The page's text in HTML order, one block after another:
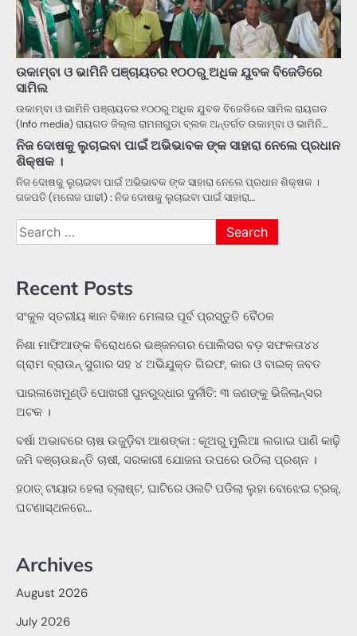
ଉକାମ୍ବା ଓ ଭାମିନି ପଞ୍ଚାୟତର ୧୦୦ରୁ ଅଧିକ ଯୁବକ ବିଜେଡିରେ
ସାମିଲ
ଉକାମ୍ବା ଓ ଭାମିନି ପଞ୍ଚାୟତର ୧୦୦ରୁ ଅଧିକ ଯୁବକ ବିଜେଡିରେ ସାମିଲ ରାୟଗଡ
(Info media) ରାୟଗଡ ଜିଲ୍ଲା ରାମନାଗୁଡା ବ୍ଲକ ଅନ୍ତର୍ଗତ ଉକାମ୍ବା ଓ ଭାମିନି…
ନିଜ ଦୋଷକୁ ଲୁଚାଇବା ପାଇଁ ଅଭିଭାବକ ଙ୍କ ସାହାରା ନେଲେ ପ୍ରଧାନ
ଶିକ୍ଷକ ।
ନିଜ ଦୋଷକୁ ଲୁଚାଇବା ପାଇଁ ଅଭିଭାବକ ଙ୍କ ସାହାରା ନେଲେ ପ୍ରଧାନ ଶିକ୍ଷକ ।
ଗଜପତି (ମନୋଜ ପାଢୀ) : ନିଜ ଦୋଷକୁ ଲୁଚାଇବା ପାଇଁ ସାହାରା…
Search
for:
Recent Posts
ସଂକୁଳ ସ୍ତରୀୟ ଜ୍ଞାନ ବିଜ୍ଞାନ ମେଳାର ପୂର୍ବ ପ୍ରସ୍ତୁତି ବୈଠକ
ନିଶା ମାଫିଆଙ୍କ ବିରୋଧରେ ଭଞ୍ଜନଗର ପୋଲିସର ବଡ଼ ସଫଳତା୪୪
ଗ୍ରାମ ବ୍ରାଉନ୍ ସୁଗାର ସହ ୪ ଅଭିଯୁକ୍ତ ଗିରଫ, କାର ଓ ବାଇକ୍ ଜବତ
ପାରଳାଖେମୁଣ୍ଡି ପୋଖରୀ ପୁନରୁଦ୍ଧାର ଦୁର୍ନୀତି: ୩ ଜଣଙ୍କୁ ଭିଜିଲାନ୍ସର
ଅଟକ ।
ବର୍ଷା ଅଭାବରେ ଚାଷ ଉଜୁଡ଼ିବା ଆଶଙ୍କା : କୂଅରୁ ମୁଲିଆ ଲଗାଇ ପାଣି କାଢ଼ି
ଜମି ବଞ୍ଚାଉଛନ୍ତି ଚାଷୀ, ସରକାରୀ ଯୋଜନା ଉପରେ ଉଠିଲା ପ୍ରଶ୍ନ ।
ହଠାତ୍‌ ଟାୟାର ହେଲା ବ୍ଲାଷ୍ଟ, ଘାଟିରେ ଓଲଟି ପଡିଲା ଲୁହା ବୋଝେଇ ଟ୍ରକ୍‌,
ଘଟଣାସ୍ଥଳରେ…
Archives
August 2026
July 2026